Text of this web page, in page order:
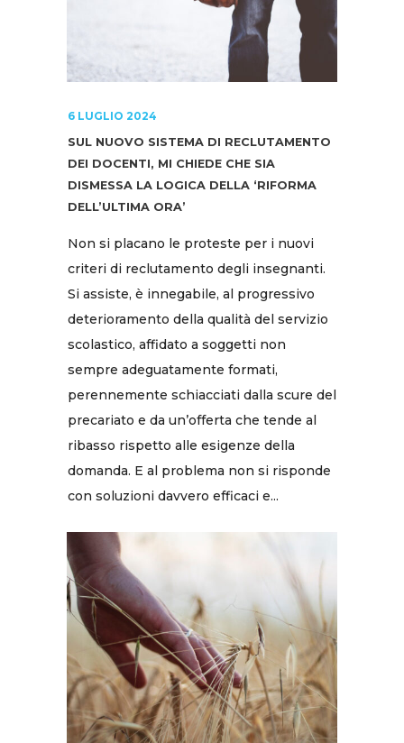
6 LUGLIO 2024
SUL NUOVO SISTEMA DI RECLUTAMENTO
DEI DOCENTI, MI CHIEDE CHE SIA
DISMESSA LA LOGICA DELLA ‘RIFORMA
DELL’ULTIMA ORA’
Non si placano le proteste per i nuovi
criteri di reclutamento degli insegnanti.
Si assiste, è innegabile, al progressivo
deterioramento della qualità del servizio
scolastico, affidato a soggetti non
sempre adeguatamente formati,
perennemente schiacciati dalla scure del
precariato e da un’offerta che tende al
ribasso rispetto alle esigenze della
domanda. E al problema non si risponde
con soluzioni davvero efficaci e...